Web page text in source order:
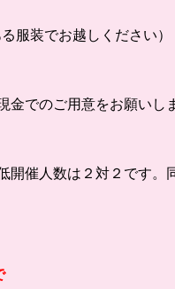
服装でお越しください）
金でのご用意をお願いし
開催人数は２対２です。